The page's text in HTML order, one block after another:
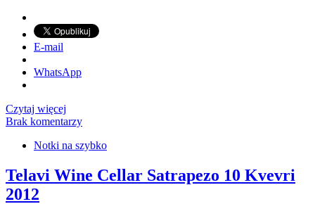
E-mail
WhatsApp
Czytaj więcej
Brak komentarzy
Notki na szybko
Telavi Wine Cellar Satrapezo 10 Kvevri
2012